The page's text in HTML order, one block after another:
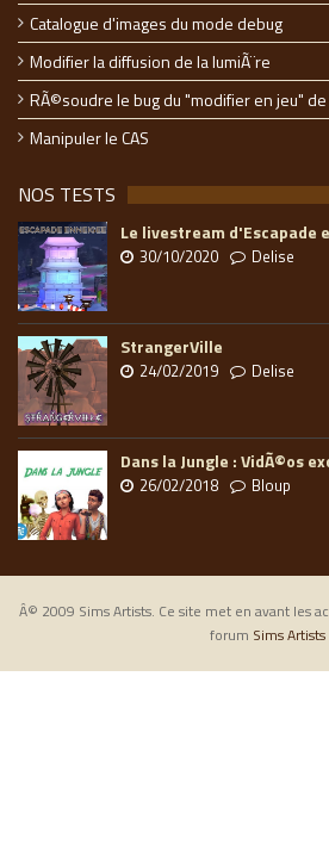
Catalogue d'images du mode debug
Modifier la diffusion de la lumiÃ¨re
RÃ©soudre le bug du "modifier en jeu" de
Manipuler le CAS
NOS TESTS
Le livestream d'Escapade
30/10/2020 Delise
StrangerVille
24/02/2019 Delise
Dans la Jungle : VidÃ©os
26/02/2018 Bloup
Â© 2009 Sims Artists. Ce site met en avant les
forum Sims Artists